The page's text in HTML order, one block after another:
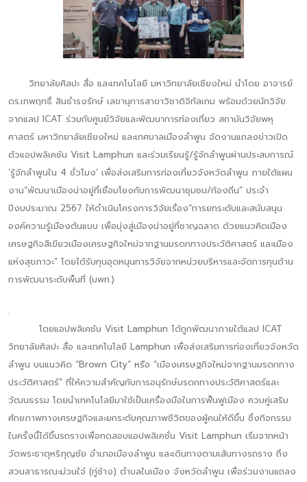
วิทยาลัยศิลปะ สื่อ และเทคโนโลยี มหาวิทยาลัยเชียงใหม่ นำโดย อาจารย์
ดร.เทพฤทธิ์ สินธำรงรักษ์ เลขานุการสาขาวิชาดิจิทัลเกม พร้อมด้วยนักวิจัย
จากแลป ICAT ร่วมกับศูนย์วิจัยและพัฒนาการท่องเที่ยว สถาบันวิจัยพหุ
ศาสตร์ มหาวิทยาลัยเชียงใหม่ และเทศบาลเมืองลำพูน จัดงานแถลงข่าวเปิด
ตัวแอปพลิเคชัน Visit Lamphun และร่วมเรียนรู้/รู้จักลำพูนผ่านประสบการณ์
‘รู้จักลำพูนใน 4 ชั่วโมง’ เพื่อส่งเสริมการท่องเที่ยวจังหวัดลำพูน ภายใต้แผน
งาน“พัฒนาเมืองน่าอยู่ที่เชื่อมโยงกับการพัฒนาชุมชน/ท้องถิ่น” ประจำ
ปีงบประมาณ 2567 ให้ดำเนินโครงการวิจัยเรื่อง“การยกระดับและสนับสนุน
องค์ความรู้เมืองต้นแบบ เพื่อมุ่งสู่เมืองน่าอยู่ที่ชาญฉลาด ด้วยแนวคิดเมือง
เศรษฐกิจสีเขียวเมืองเศรษฐกิจใหม่จากฐานมรดกทางประวัติศาสตร์ และเมือง
แห่งสุขภาวะ” โดยได้รับทุนอุดหนุนการวิจัยจากหน่วยบริหารและจัดการทุนด้าน
การพัฒนาระดับพื้นที่ (บพท.)
.
โดยแอปพลิเคชัน Visit Lamphun ได้ถูกพัฒนาภายใต้แลป ICAT
วิทยาลัยศิลปะ สื่อ และเทคโนโลยี Lamphun เพื่อส่งเสริมการท่องเที่ยวจังหวัด
ลำพูน บนแนวคิด “Brown City” หรือ “เมืองเศรษฐกิจใหม่จากฐานมรดกทาง
ประวัติศาสตร์” ที่ให้ความสำคัญกับการอนุรักษ์มรดกทางประวัติศาสตร์และ
วัฒนธรรม โดยนำเทคโนโลยีมาใช้เป็นเครื่องมือในการฟื้นฟูเมือง ควบคู่เสริม
ศักยภาพทางเศรษฐกิจและยกระดับคุณภาพชีวิตของผู้คนให้ดีขึ้น ซึ่งกิจกรรม
ในครั้งนี้ได้ขึ้นรถรางเพื่อทดสอบแอปพลิเคชั่น Visit Lamphun เริ่มจากหน้า
วัดพระธาตุหริภุญชัย อำเภอเมืองลำพูน และเดินทางตามเส้นทางรถราง ถึง
สวนสาธารณะม่วนใจ๋ (กู่ช้าง) ตำบลในเมือง จังหวัดลำพูน เพื่อร่วมงานแถลง